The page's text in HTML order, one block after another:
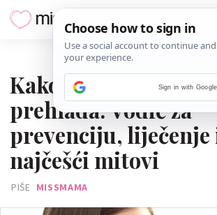
Kako preživjeti
prehlada: Vodič za
prevenciju, liječenje
najčešći mitovi
PIŠE MISSMAMA
Sign in with Google